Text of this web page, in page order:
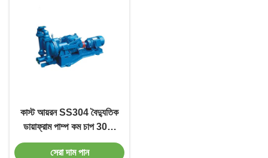
কাস্ট আয়রন SS304 বৈদ্যুতিক
ডায়াফ্রাম পাম্প কম চাপ 30m
হেড
সেরা দাম পান